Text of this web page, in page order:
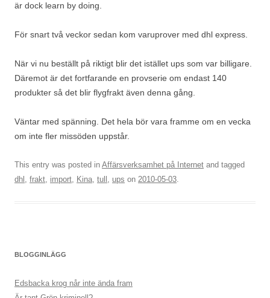
är dock learn by doing.
För snart två veckor sedan kom varuprover med dhl express.
När vi nu beställt på riktigt blir det istället ups som var billigare.
Däremot är det fortfarande en provserie om endast 140
produkter så det blir flygfrakt även denna gång.
Väntar med spänning. Det hela bör vara framme om en vecka
om inte fler missöden uppstår.
This entry was posted in Affärsverksamhet på Internet and tagged
dhl , frakt, import, Kina, tull , ups on 2010-05-03.
BLOGGINLÄGG
Edsbacka krog når inte ända fram